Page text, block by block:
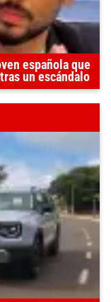
española que
un escándalo